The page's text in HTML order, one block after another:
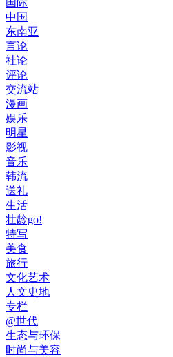
国际
中国
东南亚
言论
社论
评论
交流站
漫画
娱乐
明星
影视
音乐
韩流
送礼
生活
壮龄go!
特写
美食
旅行
文化艺术
人文史地
专栏
@世代
生态与环保
时尚与美容